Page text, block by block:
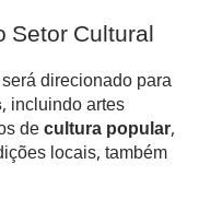
Setor Cultural
direcionado para
, incluindo artes
decultura popular,
locais, também